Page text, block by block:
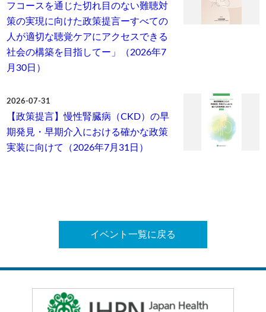
フコースを通じた切れ目のない難聴対
策の実現に向けた政策提言ーすべての
人が適切な聴覚ケアにアクセスできる
社会の構築を目指してー」（2026年7
月30日）
2026-07-31
【政策提言】慢性腎臓病（CKD）の早
期発見・早期介入における確かな政策
実装に向けて（2026年7月31日）
イベント一覧に戻る